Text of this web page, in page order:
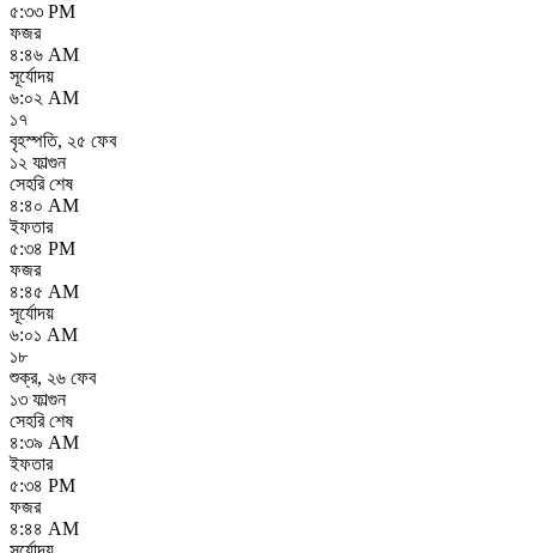
৫:৩৩ PM
ফজর
৪:৪৬ AM
সূর্যোদয়
৬:০২ AM
১৭
বৃহস্পতি, ২৫ ফেব
১২ ফাল্গুন
সেহরি শেষ
৪:৪০ AM
ইফতার
৫:৩৪ PM
ফজর
৪:৪৫ AM
সূর্যোদয়
৬:০১ AM
১৮
শুক্র, ২৬ ফেব
১৩ ফাল্গুন
সেহরি শেষ
৪:৩৯ AM
ইফতার
৫:৩৪ PM
ফজর
৪:৪৪ AM